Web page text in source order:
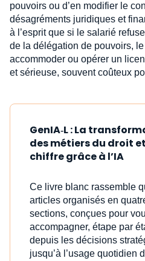
pouvoirs ou d’en modifier le
désagréments juridiques et
à l’esprit que si le salarié
de la délégation de pouvoirs,
accommoder ou opérer un
et sérieuse, souvent coûteux
GenIA‑L : La
des métiers du droit
chiffre grâce à l’IA
Ce livre blanc rassemble
articles organisés en
sections, conçues pour
accompagner, étape par
depuis les décisions
jusqu’à l’usage quotidien